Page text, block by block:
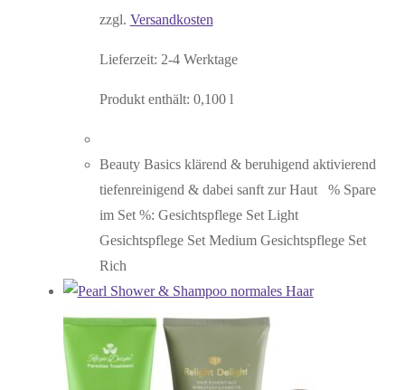
zzgl. Versandkosten
Lieferzeit: 2-4 Werktage
Produkt enthält: 0,100 l
Beauty Basics klärend & beruhigend aktivierend
tiefenreinigend & dabei sanft zur Haut % Spare
im Set %: Gesichtspflege Set Light
Gesichtspflege Set Medium Gesichtspflege Set
Rich